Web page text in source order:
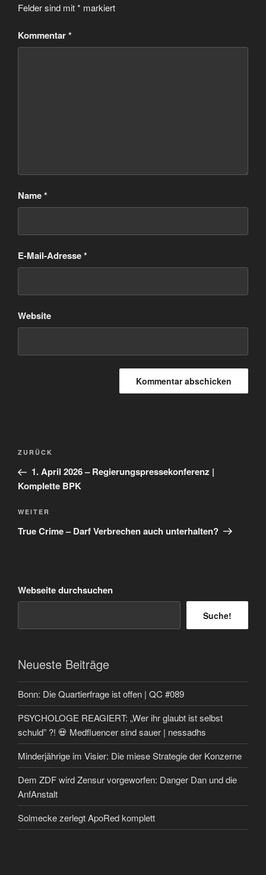
Felder sind mit* markiert
Kommentar*
Name*
E-Mail-Adresse*
Website
Beitragsnavigation
Vorheriger
Beitrag
ZURÜCK
1. April 2026 – Regierungspressekonferenz |
Komplette BPK
Nächster
Beitrag
WEITER
True Crime – Darf Verbrechen auch unterhalten?
Webseite durchsuchen
Suche!
Neueste Beiträge
Bonn: Die Quartierfrage ist offen | QC #089
PSYCHOLOGE REAGIERT: „Wer ihr glaubt ist selbst
schuld” ?! 💀 Medfluencer sind sauer | nessadhs
Minderjährige im Visier: Die miese Strategie der Konzerne
Dem ZDF wird Zensur vorgeworfen: Danger Dan und die
AnfAnstalt
Solmecke zerlegt ApoRed komplett